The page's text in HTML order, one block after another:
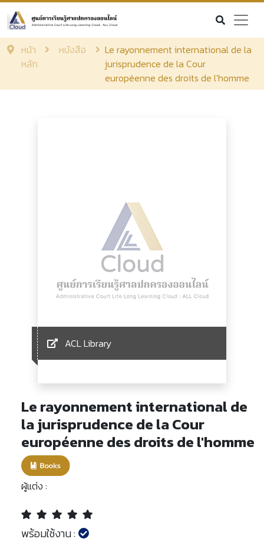
หน้า
หลัก
หนังสือ
Le rayonnement international de la
jurisprudence de la Cour
européenne des droits de l'homme
ACL Library
Le rayonnement international de
la jurisprudence de la Cour
européenne des droits de l'homme
ผู้แต่ง :
พร้อมใช้งาน :